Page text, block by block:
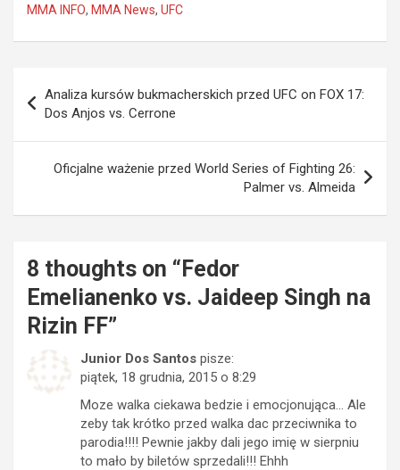
MMA INFO, MMA News, UFC
wpisu
Analiza kursów bukmacherskich przed UFC on FOX 17:
Dos Anjos vs. Cerrone
Oficjalne ważenie przed World Series of Fighting 26:
Palmer vs. Almeida
8 thoughts on “ Fedor
Emelianenko vs. Jaideep Singh na
Rizin FF”
Junior Dos Santos pisze:
piątek, 18 grudnia, 2015 o 8:29
Moze walka ciekawa bedzie i emocjonująca… Ale
zeby tak krótko przed walka dac przeciwnika to
parodia!!!! Pewnie jakby dali jego imię w sierpniu
to mało by biletów sprzedali!!! Ehhh